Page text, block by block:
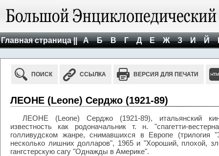
Главная страница || А Б В Г Д Е Ж З И Й
ПОИСК ССЫЛКА ВЕРСИЯ ДЛЯ ПЕЧАТИ
ЛЕОНЕ (Leone) Серджо (1921-89)
ЛЕОНЕ (Leone) Серджо (1921-89), итальянский
известность как родоначальник т. н. "спагетти-
голливудском жанре, снимавшихся в Европе (трилогия
несколько лишних долларов", 1965 и "Хороший, плохой,
гангстерскую сагу "Однажды в Америке".